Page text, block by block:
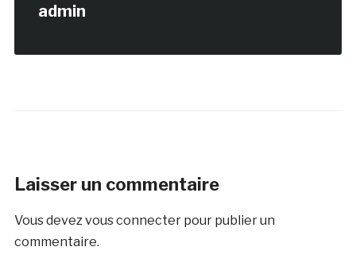
admin
Laisser un commentaire
Vous devez vous connecterpour publier un
commentaire.